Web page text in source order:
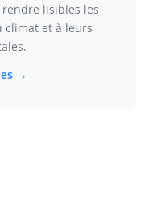
rendre lisibles les
climat et à leurs
→